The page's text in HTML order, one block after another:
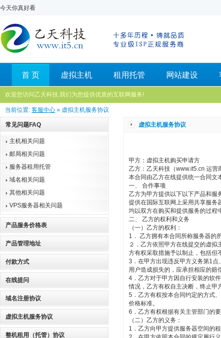
今天你真好看
首 页 虚拟主机 租用托管 网站建设
欢迎您访问乙天科技,我们为您提供优质的互联网服务!
当前位置: 客服中心 » 虚拟主机服务协议
常见问题FAQ
主机相关问题
邮局相关问题
服务器租用托管
域名相关问题
其他相关问题
VPS服务器相关问题
产品服务价格表
产品管理地址
付款方式
在线提问
域名注册协议
虚拟主机服务协议
整机租用（托管）协议
虚拟主机服务协议
甲方：虚拟主机购买申请方
乙方：乙天科技（www.it5.cn 运营
本合同由乙方在线提供统一合同文
一、 合作事项
乙方为甲方提供以下以下产品和服
提供在国际互联网上采用共享服务
均以双方在购买和提供服务的过程
二、 乙方的权利和义务
（一）乙方的权利：
1． 乙方拥有本合同所称服务器的
２．乙方依照甲方在线提交的虚
方有权采取措施予以制止，包括但
3．在甲方出现违反甲方义务第1
用户造成损失的，应承担相应的赔
4．乙方对于甲方因自行安装的软
情况，乙方有权自主决断，终止甲
5．乙方有权按本合同约定的方式
价格标准。
6．乙方有权根据有关主管部门的
（二）乙方的义务：
1．乙方向甲方提供服务器空间的